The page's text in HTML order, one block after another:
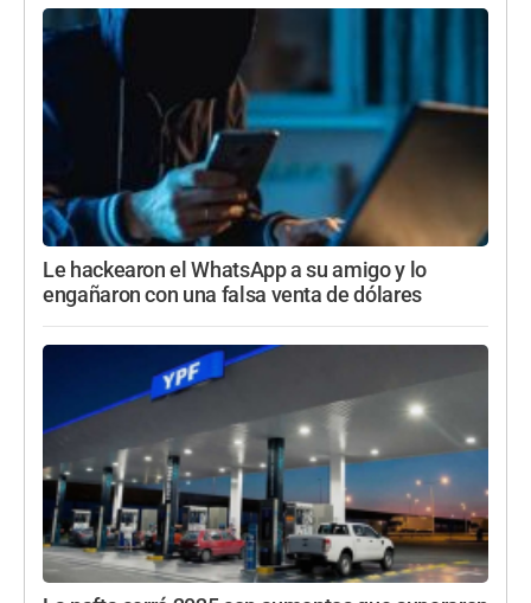
Le hackearon el WhatsApp a su amigo y lo
engañaron con una falsa venta de dólares